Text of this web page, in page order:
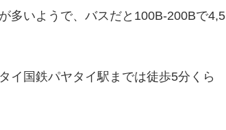
多いようで、バスだと100B-200Bで4,5
イ国鉄パヤタイ駅までは徒歩5分くら